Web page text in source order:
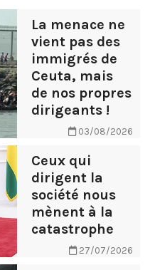
La menace ne
vient pas des
immigrés de
Ceuta, mais
de nos propres
dirigeants !
03/08/2026
Ceux qui
dirigent la
société nous
mènent à la
catastrophe
27/07/2026